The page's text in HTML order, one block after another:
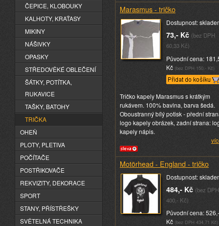
Marasmus - tričko
Dostupnost:
73,- Kč (bez DPH
60,33 Kč)
Původní cena:
Kč (bez DPH 150,- Kč)
Tričko kapely Marasmus s krátkým
rukávem. 100% bavlna, barva šedá.
Oboustranný bílý potisk - přední
logo kapely obrázek, zadní strana:
kapely nápis.
Motörhead - England - tričko
Dostupnost:
484,- Kč (bez DPH
400,- Kč)
Původní cena: 526,-
Kč (bez DPH 434,71 Kč)
ČEPICE, KLOBOUKY
KALHOTY, KRAŤASY
MIKINY
NÁŠIVKY
OPASKY
STŘEDOVĚKÉ OBLEČENÍ
ŠÁTKY, POTÍTKA,
RUKAVICE
TAŠKY, BATOHY
TRIČKA
OHEŇ
PLOTY, PLETIVA
POČÍTAČE
POSTŘIKOVAČE
REKVIZITY, DEKORACE
SPORT
STANY, PŘÍSTŘEŠKY
SVĚTELNÁ TECHNIKA